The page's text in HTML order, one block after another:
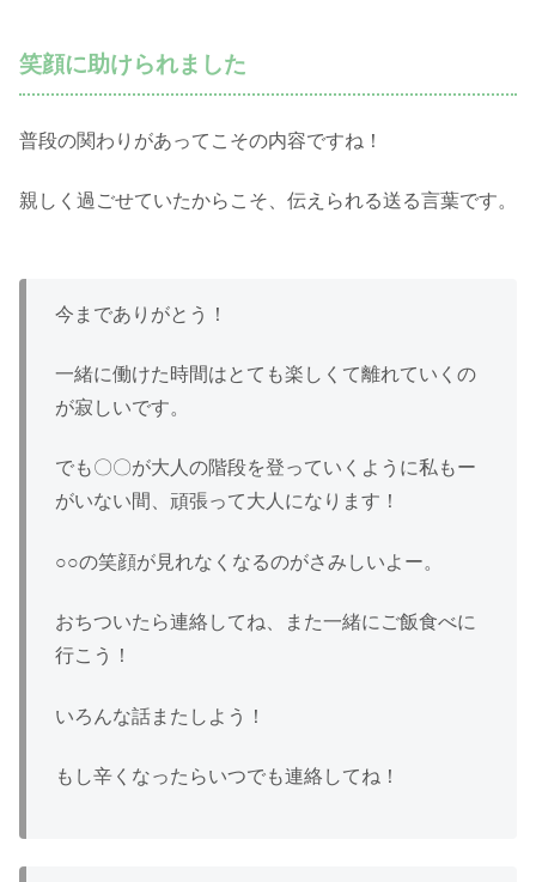
笑顔に助けられました
普段の関わりがあってこその内容ですね！
親しく過ごせていたからこそ、伝えられる送る言葉です。
今までありがとう！
一緒に働けた時間はとても楽しくて離れていくの
が寂しいです。
でも〇〇が大人の階段を登っていくように私もー
がいない間、頑張って大人になります！
○○の笑顔が見れなくなるのがさみしいよー。
おちついたら連絡してね、また一緒にご飯食べに
行こう！
いろんな話またしよう！
もし辛くなったらいつでも連絡してね！